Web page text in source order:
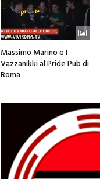
Massimo Marino e I
Vazzanikki al Pride Pub di
Roma